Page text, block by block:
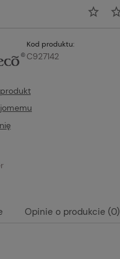
Kod produktu:
C927142
Opinie o produkcie (0)